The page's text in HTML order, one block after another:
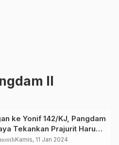
II
ke Yonif 142/KJ, Pangdam
Tekankan Prajurit Harus
Kamis, 11 Jan 2024